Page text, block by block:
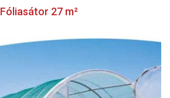
Fóliasátor 27 m²